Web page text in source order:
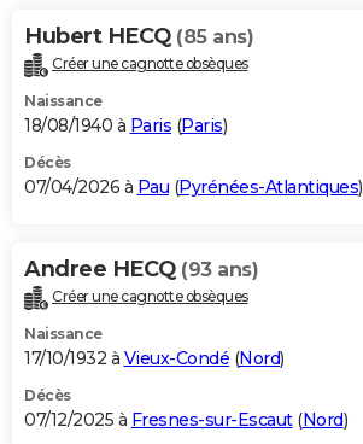
Bricolage
Lifestyle
Culture
Sport
Auto
Television
Voyage
Cinema
Hubert HECQ (85 ans)
Créer une cagnotte obsèques
Naissance
18/08/1940 à Paris (Paris)
Décès
07/04/2026 à Pau (Pyrénées-Atlantiques)
Andree HECQ (93 ans)
Créer une cagnotte obsèques
Naissance
17/10/1932 à Vieux-Condé (Nord)
Décès
07/12/2025 à Fresnes-sur-Escaut(Nord)